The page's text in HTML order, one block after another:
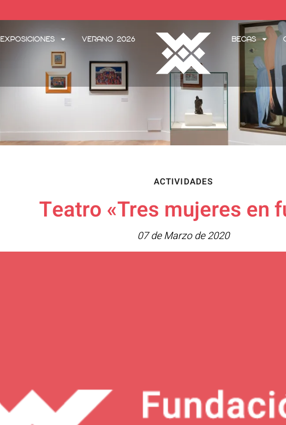
Exposiciones Verano 2026 Becas
ACTIVIDADES
Teatro «Tres mujeres en
07 de Marzo de 2020